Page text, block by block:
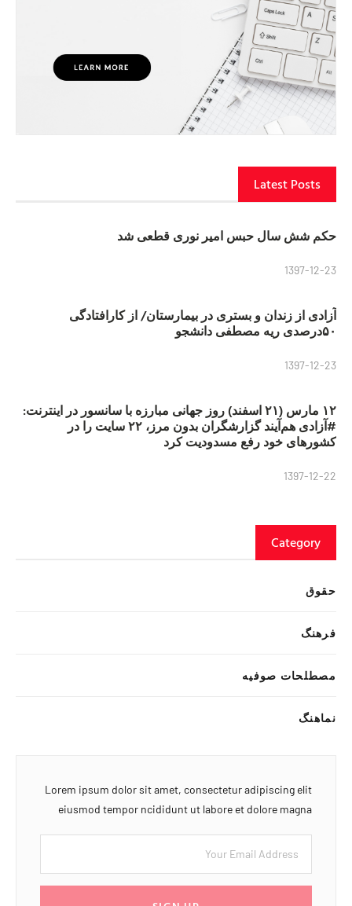
Latest Posts
حکم شش سال حبس امیر نوری قطعی شد
1397-12-23
آزادی از زندان و بستری در بیمارستان/ از کارافتادگی
۵۰درصدی ریه مصطفی دانشجو
1397-12-23
۱۲ مارس (۲۱ اسفند) روز جهانی مبارزه با سانسور در اینترنت:
#آزادی هم‌آیند گزارشگران‌ بدون مرز، ۲۲ سایت را در
کشورهای خود رفع مسدودیت کرد
1397-12-22
Category
حقوق
فرهنگ
مصطلحات صوفیه
نماهنگ
Lorem ipsum dolor sit amet, consectetur adipiscing elit
eiusmod tempor ncididunt ut labore et dolore magna